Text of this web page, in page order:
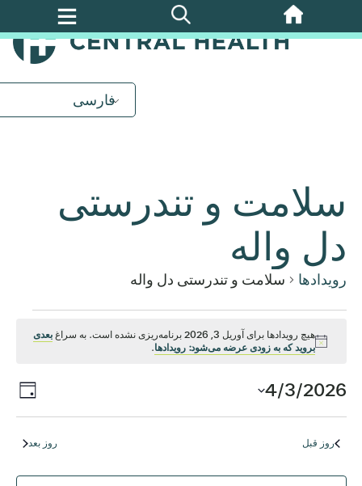
پرش
به
فارسی
سلامت و تندرستی
دل واله
رویدادها سلامت و تندرستی دل واله
رویدادها
آوریل
3,
اطلاعیه
هیچ رویدادها برای آوریل 3, 2026 برنامه‌ریزی نشده است. به سراغ
بعدی
بروید که به زودی عرضه می‌شود: رویدادها.
روز 4/3/2026
انتخاب
روز قبل روز بعد